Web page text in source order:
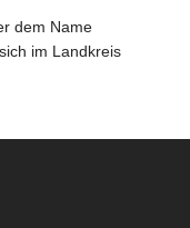
dem Name
im Landkreis